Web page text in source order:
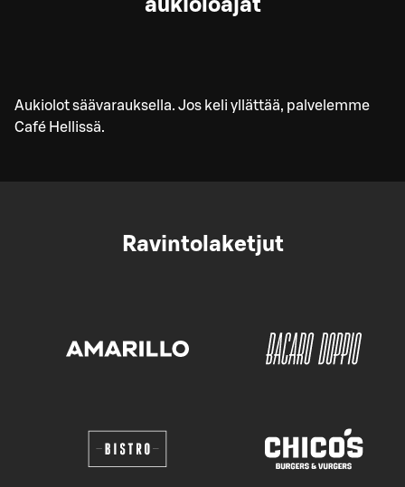
aukioloajat
Aukiolot säävarauksella. Jos keli yllättää, palvelemme
Café Hellissä.
Ravintolaketjut